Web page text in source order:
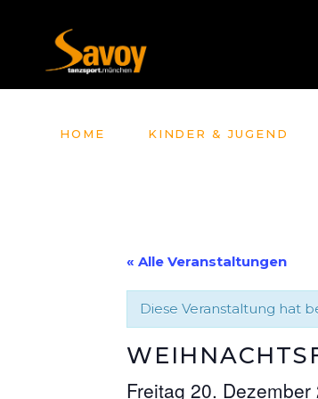
HOME KINDER & JUGEND
« Alle Veranstaltungen
Diese Veranstaltung hat
Freitag 20. Dezember